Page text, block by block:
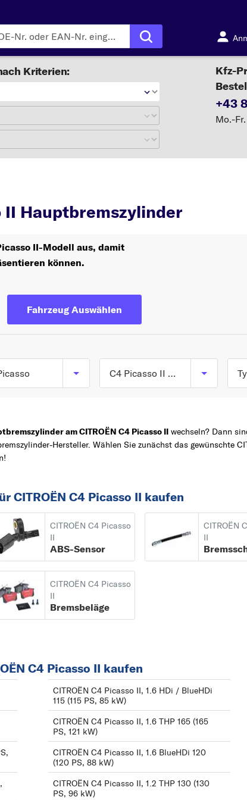
Kriterien:
Kfz-
+43
Mo.-
II Hauptbremszylinder
II-Modell aus, damit
können.
Fahrzeug Auswählen
FIRST
C4 Picasso II ab 02/2013
(UD_) ab 10/2006 bis
02/2013
am CITROËN C4 Picasso II wechseln? Dann
Hersteller. Wählen Sie zunächst das gewünschte
CITROËN C4 Picasso II kaufen
CITROËN C4 Picasso
II
ABS-Sensor
CITROËN
II
CITROËN C4 Picasso
II
Bremsbeläge
C4 Picasso II kaufen
CITROËN C4 Picasso II, 1.6 HDi / BlueHDi
115 (115 PS, 85 kW)
CITROËN C4 Picasso II, 1.6 THP 165 (165
PS, 121 kW)
CITROËN C4 Picasso II, 1.6 BlueHDi 120
(120 PS, 88 kW)
CITROËN C4 Picasso II, 1.2 THP 130 (130
PS, 96 kW)